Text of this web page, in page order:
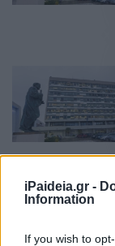
iPaideia.gr -
Information
If you wish to